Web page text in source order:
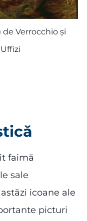
de Verrocchio și
faimă
sale
icoane ale
picturi